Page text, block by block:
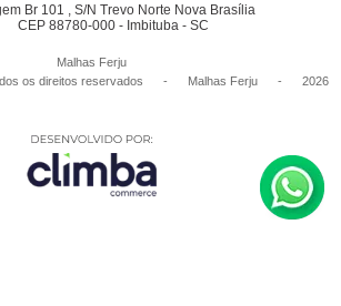
Br 101 , S/N Trevo Norte Nova Brasília
CEP 88780-000 - Imbituba - SC
Malhas Ferju
os direitos reservados
- Malhas Ferju - 2026